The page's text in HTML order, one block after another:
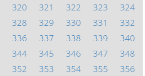
320 321 322 323
324
328 329 330 331
332
336 337 338 339
340
344 345 346 347
348
352 353 354 355 356